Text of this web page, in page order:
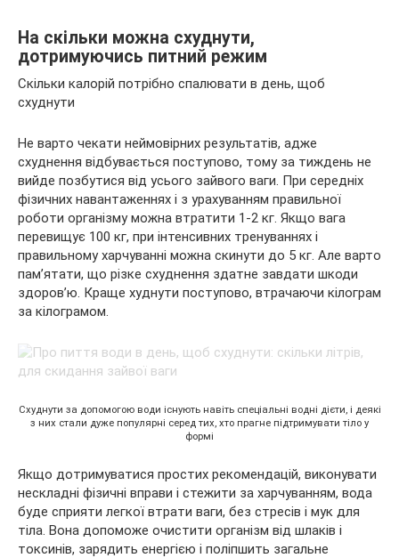
На скільки можна схуднути,
дотримуючись питний режим
Скільки калорій потрібно спалювати в день, щоб
схуднути
Не варто чекати неймовірних результатів, адже
схуднення відбувається поступово, тому за тиждень не
вийде позбутися від усього зайвого ваги. При середніх
фізичних навантаженнях і з урахуванням правильної
роботи організму можна втратити 1-2 кг. Якщо вага
перевищує 100 кг, при інтенсивних тренуваннях і
правильному харчуванні можна скинути до 5 кг. Але варто
пам’ятати, що різке схуднення здатне завдати шкоди
здоров’ю. Краще худнути поступово, втрачаючи кілограм
за кілограмом.
Схуднути за допомогою води існують навіть спеціальні водні дієти, і деякі
з них стали дуже популярні серед тих, хто прагне підтримувати тіло у
формі
Якщо дотримуватися простих рекомендацій, виконувати
нескладні фізичні вправи і стежити за харчуванням, вода
буде сприяти легкої втрати ваги, без стресів і мук для
тіла. Вона допоможе очистити організм від шлаків і
токсинів, зарядить енергією і поліпшить загальне